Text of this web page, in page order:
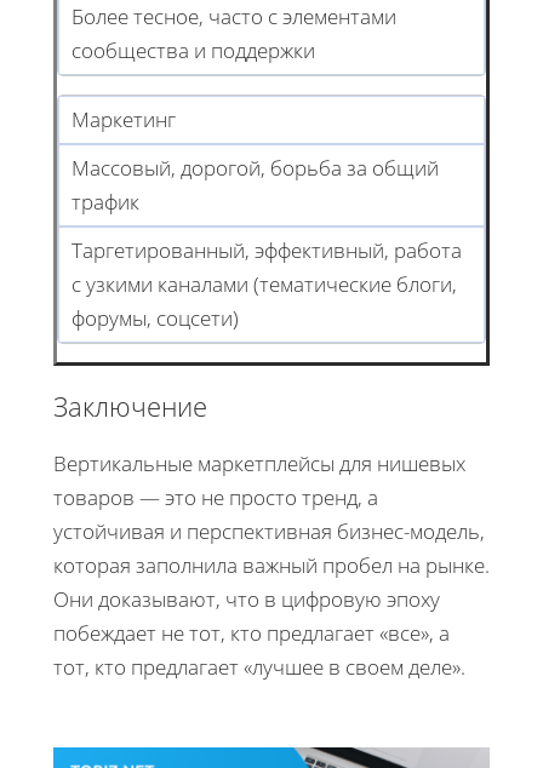
Более тесное, часто с элементами
сообщества и поддержки
Маркетинг
Массовый, дорогой, борьба за общий
трафик
Таргетированный, эффективный, работа
с узкими каналами (тематические блоги,
форумы, соцсети)
Заключение
Вертикальные маркетплейсы для нишевых
товаров — это не просто тренд, а
устойчивая и перспективная бизнес-модель,
которая заполнила важный пробел на рынке.
Они доказывают, что в цифровую эпоху
побеждает не тот, кто предлагает «все», а
тот, кто предлагает «лучшее в своем деле».